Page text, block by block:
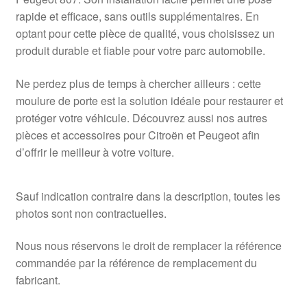
rapide et efficace, sans outils supplémentaires. En
optant pour cette pièce de qualité, vous choisissez un
produit durable et fiable pour votre parc automobile.
Ne perdez plus de temps à chercher ailleurs : cette
moulure de porte est la solution idéale pour restaurer et
protéger votre véhicule. Découvrez aussi nos autres
pièces et accessoires pour Citroën et Peugeot afin
d’offrir le meilleur à votre voiture.
Sauf indication contraire dans la description, toutes les
photos sont non contractuelles.
Nous nous réservons le droit de remplacer la référence
commandée par la référence de remplacement du
fabricant.